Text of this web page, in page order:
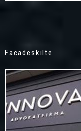
Facadeskilte